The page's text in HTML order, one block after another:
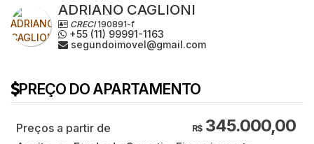
ADRIANO CAGLIONI
CRECI190891-f
+55 (11) 99991-1163
segundoimovel@gmail.com
PREÇO DO APARTAMENTO
R$345.000,00